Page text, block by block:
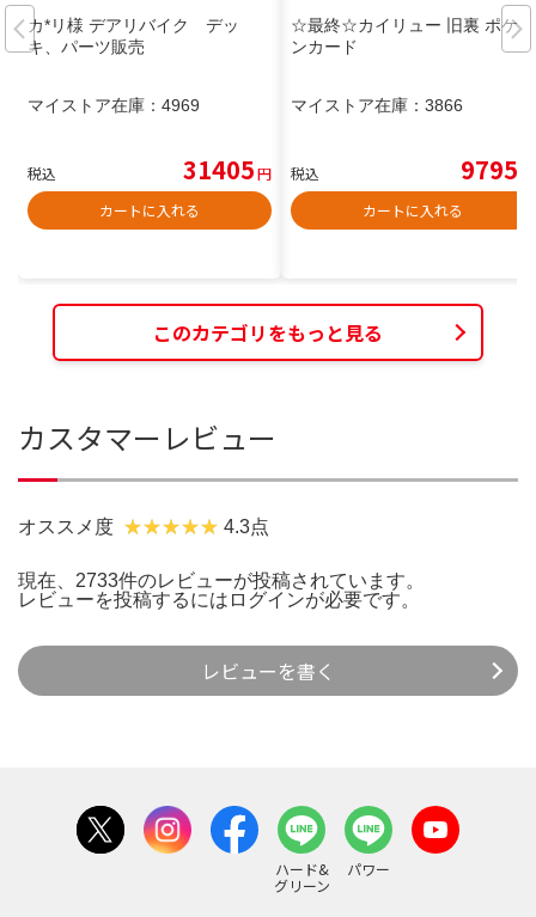
カ*リ様 デアリバイク デッ
キ、パーツ販売
マイストア在庫： 4969
税込 31405円
カートに入れる
☆最終☆カイリュー 旧裏 ポケモ
ンカード
マイストア在庫： 3866
税込 9795
カートに入れる
このカテゴリをもっと見る
カスタマーレビュー
オススメ度 4.3点
現在、2733件のレビューが投稿されています。
レビューを投稿するには ログインが必要です。
レビューを書く
ハード&
グリーン
パワー